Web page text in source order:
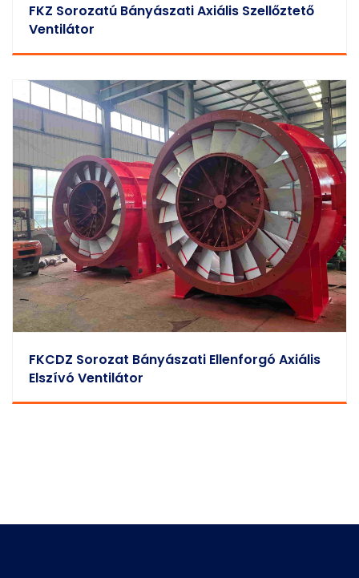
FKZ Sorozatú Bányászati Axiális Szellőztető
Ventilátor
FKCDZ Sorozat Bányászati Ellenforgó Axiális
Elszívó Ventilátor